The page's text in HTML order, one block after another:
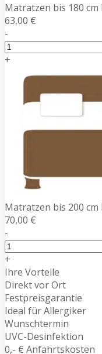
Matratzen bis 180
63,00 €
-
+
Matratzen bis 200
70,00 €
-
+
Ihre Vorteile
Direkt vor Ort
Festpreisgarantie
Ideal für Allergiker
Wunschtermin
UVC-Desinfektion
0,- € Anfahrtskosten